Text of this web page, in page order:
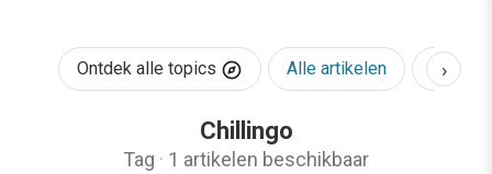
Ontdek alle topics Alle artikelen AI &
›
Chillingo
Tag · 1 artikelen beschikbaar